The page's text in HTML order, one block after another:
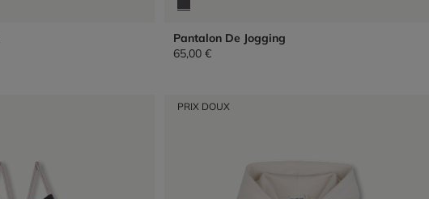
Pantalon De Jogging
65,00 €
PRIX DOUX